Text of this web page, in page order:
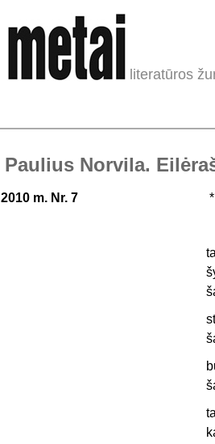
literatūros
Paulius Norvila.
2010 m. Nr. 7 *